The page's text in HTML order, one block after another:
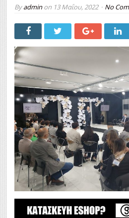
Byadminon 13 Μαΐου, 2022 No